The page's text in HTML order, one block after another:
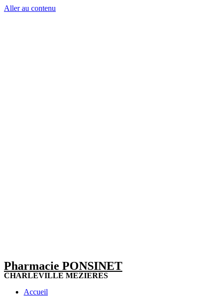
Aller au contenu
Pharmacie PONSINET
CHARLEVILLE MEZIERES
Accueil